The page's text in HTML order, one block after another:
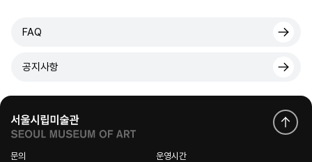
FAQ
공지사항
문의
운영시간